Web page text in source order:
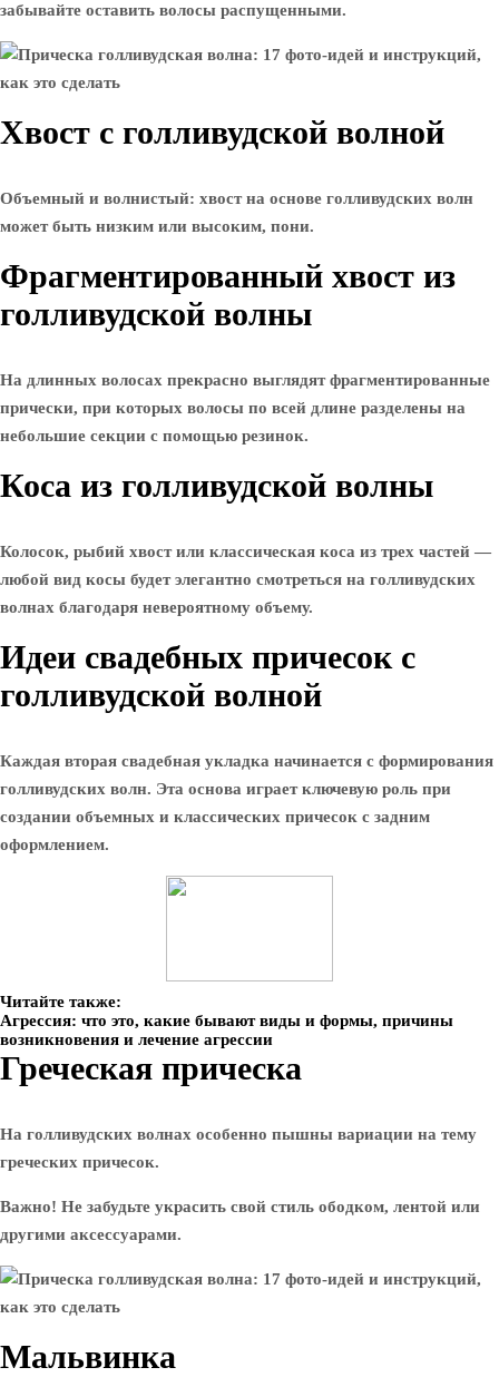
забывайте оставить волосы распущенными.
Хвост с голливудской волной
Объемный и волнистый: хвост на основе голливудских волн
может быть низким или высоким, пони.
Фрагментированный хвост из
голливудской волны
На длинных волосах прекрасно выглядят фрагментированные
прически, при которых волосы по всей длине разделены на
небольшие секции с помощью резинок.
Коса из голливудской волны
Колосок, рыбий хвост или классическая коса из трех частей —
любой вид косы будет элегантно смотреться на голливудских
волнах благодаря невероятному объему.
Идеи свадебных причесок с
голливудской волной
Каждая вторая свадебная укладка начинается с формирования
голливудских волн. Эта основа играет ключевую роль при
создании объемных и классических причесок с задним
оформлением.
Читайте также:
Агрессия: что это, какие бывают виды и формы, причины
возникновения и лечение агрессии
Греческая прическа
На голливудских волнах особенно пышны вариации на тему
греческих причесок.
Важно! Не забудьте украсить свой стиль ободком, лентой или
другими аксессуарами.
Мальвинка